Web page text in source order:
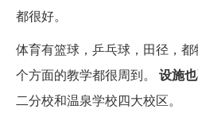
都很好。
体育有篮球，乒乓球，田径，
个方面的教学都很周到。 设施也
二分校和温泉学校四大校区。